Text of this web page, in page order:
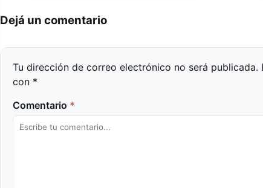
Dejá un comentario
Tu dirección de correo electrónico no será publicada.
con *
Comentario *